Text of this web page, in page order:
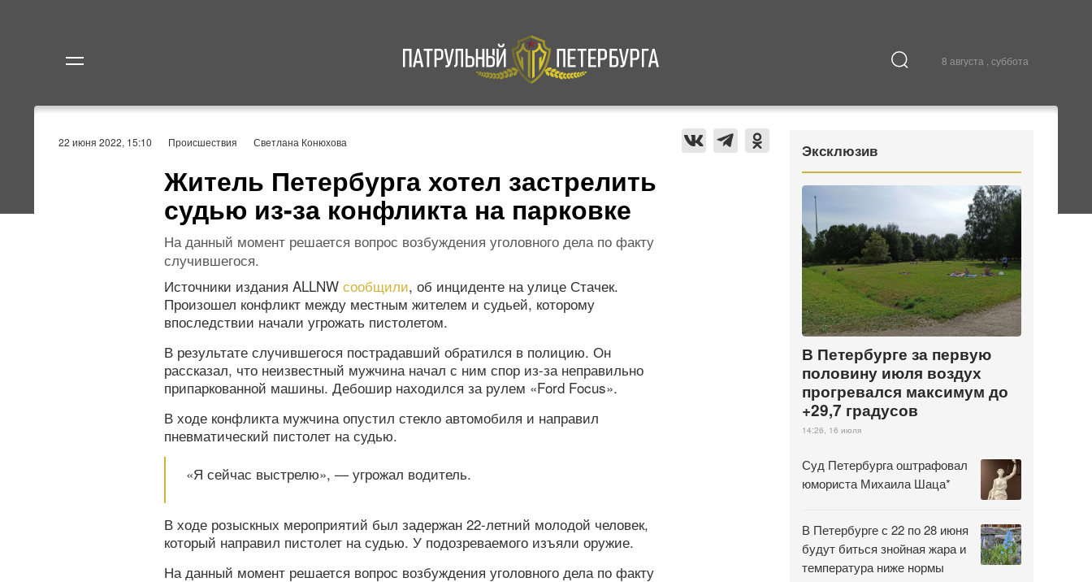
8 августа , суббота
Происшествия Культура
22 июня 2022, 15:10 Происшествия Светлана Конюхова
Житель Петербурга хотел застрелить
судью из-за конфликта на парковке
На данный момент решается вопрос возбуждения уголовного дела по факту
случившегося.
Источники издания ALLNW сообщили, об инциденте на улице Стачек.
Произошел конфликт между местным жителем и судьей, которому
впоследствии начали угрожать пистолетом.
В результате случившегося пострадавший обратился в полицию. Он
рассказал, что неизвестный мужчина начал с ним спор из-за неправильно
припаркованной машины. Дебошир находился за рулем «Ford Focus».
В ходе конфликта мужчина опустил стекло автомобиля и направил
пневматический пистолет на судью.
«Я сейчас выстрелю», — угрожал водитель.
В ходе розыскных мероприятий был задержан 22-летний молодой человек,
который направил пистолет на судью. У подозреваемого изъяли оружие.
На данный момент решается вопрос возбуждения уголовного дела по факту
Эксклюзив
В Петербурге за первую
половину июля воздух
прогревался максимум до
+29,7 градусов
14:26, 16 июля
Суд Петербурга оштрафовал
юмориста Михаила Шаца*
В Петербурге с 22 по 28 июня
будут биться знойная жара и
температура ниже нормы